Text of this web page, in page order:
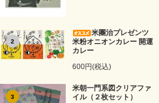
2
米團治プレゼンツ
米粉オニオンカレー 開運
カレー
600円(税込)
3
米朝一門系図クリアファ
イル（２枚セット）